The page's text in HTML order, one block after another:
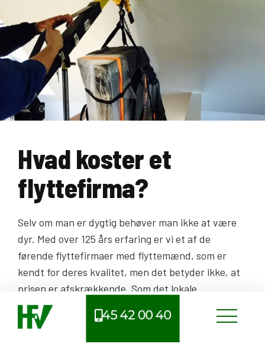
45 42 00 40
Hvad koster et
flyttefirma?
Selv om man er dygtig behøver man ikke at være
dyr. Med over 125 års erfaring er vi et af de
førende flyttefirmaer med flyttemænd, som er
kendt for deres kvalitet, men det betyder ikke, at
prisen er afskrækkende. Som det lokale
flyttefirma i Birkerød tilbyder vi også
konkurrencedygtige priser til vores lokale kunder.